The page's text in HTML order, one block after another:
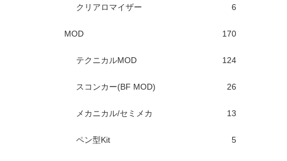
クリアロマイザー 6
MOD 170
テクニカルMOD 124
スコンカー(BF MOD) 26
メカニカル/セミメカ 13
ペン型Kit 5